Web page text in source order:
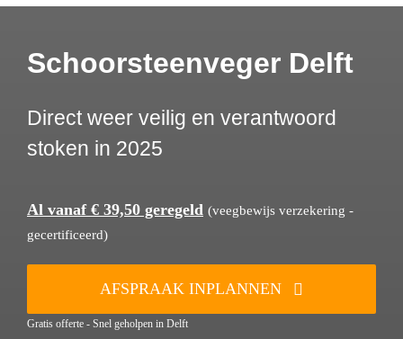
Schoorsteenveger Delft
Direct weer veilig en verantwoord
stoken in 2025
Al vanaf € 39,50 geregeld (veegbewijs verzekering -
gecertificeerd)
AFSPRAAK INPLANNEN
Gratis offerte - Snel geholpen in Delft